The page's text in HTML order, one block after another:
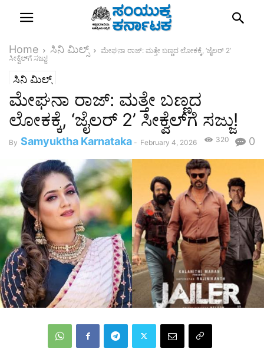
Home ಸಿನಿ ಮಿಲ್ಸ್
ಮೇಘನಾ ರಾಜ್: ಮತ್ತೇ ಬಣ್ಣದ ಲೋಕಕ್ಕೆ, ‘ಜೈಲರ್ 2’
ಸೀಕ್ವೆಲ್‌ಗೆ ಸಜ್ಜು!
ಸಿನಿ ಮಿಲ್ಸ್
ಮೇಘನಾ ರಾಜ್: ಮತ್ತೇ ಬಣ್ಣದ
ಲೋಕಕ್ಕೆ, ‘ಜೈಲರ್ 2’ ಸೀಕ್ವೆಲ್‌ಗೆ ಸಜ್ಜು!
By Samyuktha Karnataka - February 4, 2026 0
320